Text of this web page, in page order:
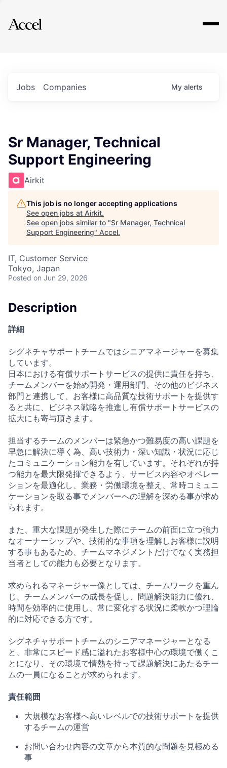
Explore
Jobs Companies My alerts
Sr Manager, Technical
Support Engineering
Airkit
This job is no longer accepting applications
See open jobs at Airkit.
See open jobs similar to "Sr Manager, Technical
Support Engineering" Accel.
IT, Customer Service
Tokyo, Japan
Posted on Jun 29, 2026
Description
詳細
シグネチャサポートチームではシニアマネージャーを募集
しています。
日本における有償サポートサービスの提供に責任を持ち、
チームメンバーを始め開発・運用部門、その他のビジネス
部門と連携して、お客様に高品質な技術サポートを提供す
ると共に、ビジネス戦略を推進し有償サポートサービスの
拡大にも寄与頂きます。
担当するチームのメンバーは緊急かつ難易度の高い課題を
早急に解決に導く為、高い技術力・深い知識・状況に応じ
たコミュニケーション能力を有しています。それぞれが持
つ能力を最大限発揮できるよう、サービス内容やオペレー
ションを最適化し、業務・労働環境を整え、常時コミュニ
ケーションを取る事でメンバーへの理解を深める事が求め
られます。
また、重大な課題が発生した際にチームの前面に立つ強力
なオーナーシップや、技術的な事項を理解しお客様に説明
する事もあるため、チームマネジメントだけでなく実務担
当者としての能力も必要となります。
求められるマネージャー像としては、チームワークを重ん
じ、チームメンバーの成長を促し、問題解決能力に優れ、
時間を効率的に使用し、常に変化する状況に柔軟かつ理論
的に対応できる方です。
シグネチャサポートチームのシニアマネージャーとなる
と、非常にスピード感に溢れたお客様中心の環境で働くこ
とになり、その環境で情熱を持って課題解決にあたるチー
ムの一員になることが求められます。
責任範囲
大規模なお客様へ高いレベルでの技術サポートを提供
するチームの運営
お問い合わせ内容の文章から本質的な問題を見極める
事